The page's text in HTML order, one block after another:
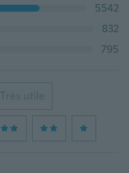
5542
832
795
Très utile